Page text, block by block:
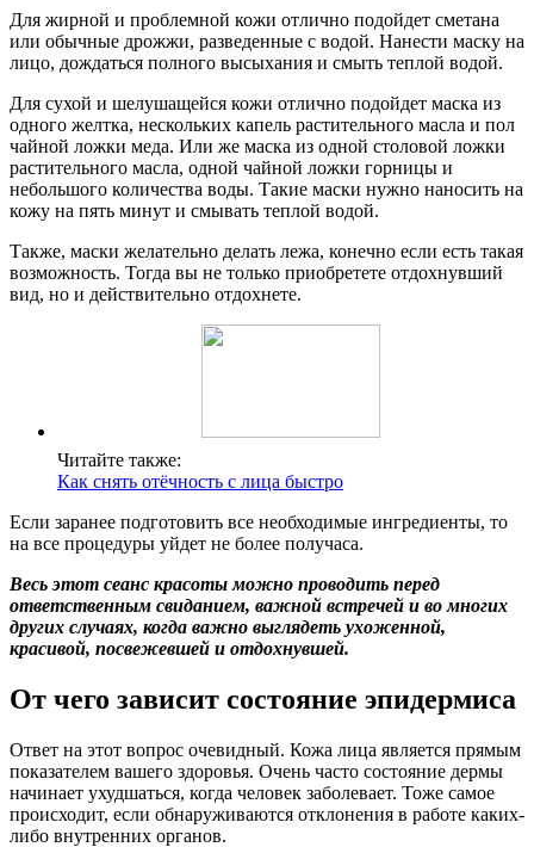
Для жирной и проблемной кожи отлично подойдет сметана
или обычные дрожжи, разведенные с водой. Нанести маску на
лицо, дождаться полного высыхания и смыть теплой водой.
Для сухой и шелушащейся кожи отлично подойдет маска из
одного желтка, нескольких капель растительного масла и пол
чайной ложки меда. Или же маска из одной столовой ложки
растительного масла, одной чайной ложки горницы и
небольшого количества воды. Такие маски нужно наносить на
кожу на пять минут и смывать теплой водой.
Также, маски желательно делать лежа, конечно если есть такая
возможность. Тогда вы не только приобретете отдохнувший
вид, но и действительно отдохнете.
Читайте также:
Как снять отёчность с лица быстро
Если заранее подготовить все необходимые ингредиенты, то
на все процедуры уйдет не более получаса.
Весь этот сеанс красоты можно проводить перед
ответственным свиданием, важной встречей и во многих
других случаях, когда важно выглядеть ухоженной,
красивой, посвежевшей и отдохнувшей.
От чего зависит состояние эпидермиса
Ответ на этот вопрос очевидный. Кожа лица является прямым
показателем вашего здоровья. Очень часто состояние дермы
начинает ухудшаться, когда человек заболевает. Тоже самое
происходит, если обнаруживаются отклонения в работе каких-
либо внутренних органов.